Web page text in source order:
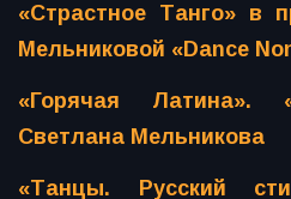
«Страстное Танго» в
Мельниковой «Dance
«Горячая Латина».
Светлана Мельникова
«Танцы. Русский